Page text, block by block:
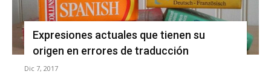
Expresiones actuales que tienen su
origen en errores de traducción
Dic 7, 2017